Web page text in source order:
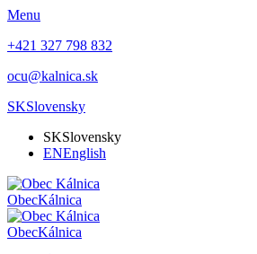
Menu
+421 327 798 832
ocu@kalnica.sk
SKSlovensky
SKSlovensky
ENEnglish
ObecKálnica
ObecKálnica